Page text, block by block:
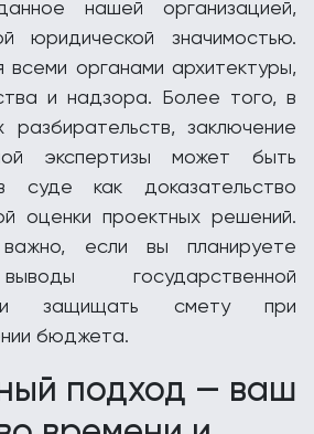
нашей организацией,
юридической значимостью.
органами архитектуры,
и надзора. Более того, в
разбирательств, заключение
экспертизы может быть
суде как доказательство
оценки проектных решений.
если вы планируете
государственной
защищать смету при
бюджета.
подход — ваш